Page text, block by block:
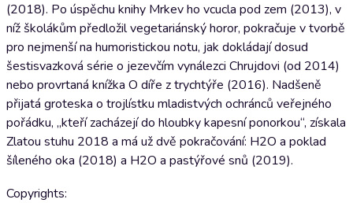
(2018). Po úspěchu knihy Mrkev ho vcucla pod zem (2013), v
níž školákům předložil vegetariánský horor, pokračuje v tvorbě
pro nejmenší na humoristickou notu, jak dokládají dosud
šestisvazková série o jezevčím vynálezci Chrujdovi (od 2014)
nebo provrtaná knížka O díře z trychtýře (2016). Nadšeně
přijatá groteska o trojlístku mladistvých ochránců veřejného
pořádku, „kteří zacházejí do hloubky kapesní ponorkou“, získala
Zlatou stuhu 2018 a má už dvě pokračování: H2O a poklad
šíleného oka (2018) a H2O a pastýřové snů (2019).
Copyrights: